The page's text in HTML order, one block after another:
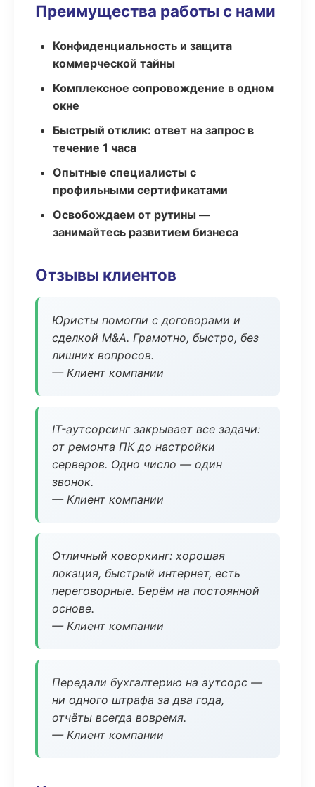
Преимущества работы с нами
Конфиденциальность и защита
коммерческой тайны
Комплексное сопровождение в одном
окне
Быстрый отклик: ответ на запрос в
течение 1 часа
Опытные специалисты с
профильными сертификатами
Освобождаем от рутины —
занимайтесь развитием бизнеса
Отзывы клиентов
Юристы помогли с договорами и
сделкой M&A. Грамотно, быстро, без
лишних вопросов.
— Клиент компании
IT-аутсорсинг закрывает все задачи:
от ремонта ПК до настройки
серверов. Одно число — один
звонок.
— Клиент компании
Отличный коворкинг: хорошая
локация, быстрый интернет, есть
переговорные. Берём на постоянной
основе.
— Клиент компании
Передали бухгалтерию на аутсорс —
ни одного штрафа за два года,
отчёты всегда вовремя.
— Клиент компании